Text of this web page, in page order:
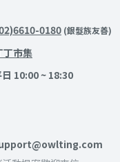
0180 (銀髮族友善)
丁市集
10:00 ~ 18:30